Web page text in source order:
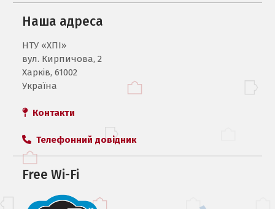
Наша адреса
НТУ «ХПI»
вул. Кирпичова, 2
Харків, 61002
Україна
Контакти
Телефонний довідник
Free Wi-Fi